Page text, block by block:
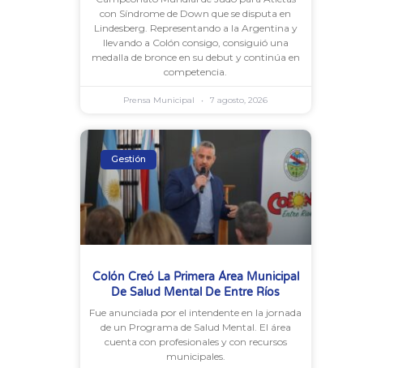
con Síndrome de Down que se disputa en
Lindesberg. Representando a la Argentina y
llevando a Colón consigo, consiguió una
medalla de bronce en su debut y continúa en
competencia.
Prensa Municipal 7 agosto, 2026
Gestión
Colón Creó La Primera Área Municipal
De Salud Mental De Entre Ríos
Fue anunciada por el intendente en la jornada
de un Programa de Salud Mental. El área
cuenta con profesionales y con recursos
municipales.